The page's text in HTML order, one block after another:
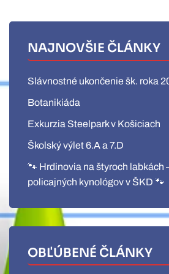
NAJNOVŠIE ČLÁNKY
Slávnostné ukončenie šk. roka
Botanikiáda
Exkurzia Steelpark v Košiciach
Školský výlet 6.A a 7.D
🐾 Hrdinovia na štyroch labkách
policajných kynológov v ŠKD 🐾
OBĽÚBENÉ ČLÁNKY